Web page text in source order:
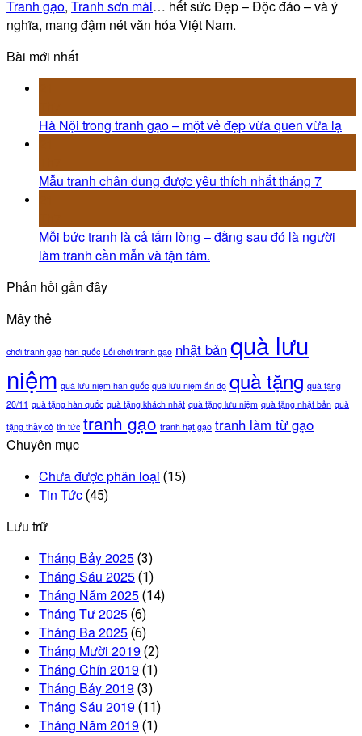
Tranh gạo, Tranh sơn mài… hết sức Đẹp – Độc đáo – và ý
nghĩa, mang đậm nét văn hóa Việt Nam.
Bài mới nhất
Hà Nội trong tranh gạo – một vẻ đẹp vừa quen vừa lạ
Mẫu tranh chân dung được yêu thích nhất tháng 7
Mỗi bức tranh là cả tấm lòng – đằng sau đó là người
làm tranh cần mẫn và tận tâm.
Phản hồi gần đây
Mây thẻ
chơi tranh gạo hàn quốc Lối chơi tranh gạo nhật bảnquà lưu
niệm quà lưu niệm hàn quốc quà lưu niệm ấn độ quà tặng quà tặng
20/11 quà tặng hàn quốc quà tặng khách nhật quà tặng lưu niệm quà tặng nhật bản quà
tặng thầy cô tin tức tranh gạo tranh hạt gạo tranh làm từ gạo
Chuyên mục
Chưa được phân loại (15)
Tin Tức (45)
Lưu trữ
Tháng Bảy 2025 (3)
Tháng Sáu 2025 (1)
Tháng Năm 2025 (14)
Tháng Tư 2025 (6)
Tháng Ba 2025 (6)
Tháng Mười 2019 (2)
Tháng Chín 2019 (1)
Tháng Bảy 2019 (3)
Tháng Sáu 2019 (11)
Tháng Năm 2019 (1)